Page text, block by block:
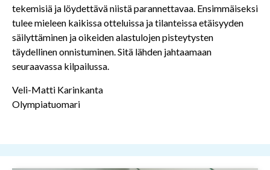
tekemisiä ja löydettävä niistä parannettavaa. Ensimmäiseksi
tulee mieleen kaikissa otteluissa ja tilanteissa etäisyyden
säilyttäminen ja oikeiden alastulojen pisteytysten
täydellinen onnistuminen. Sitä lähden jahtaamaan
seuraavassa kilpailussa.
Veli-Matti Karinkanta
Olympiatuomari